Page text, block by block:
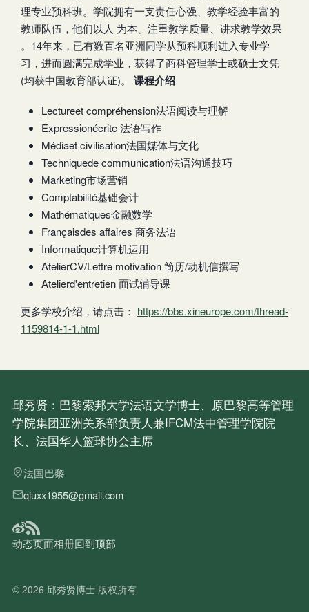
理专业预科班。学院拥有一支责任心强、教学经验丰富的
教师队伍，他们以人 为本、注重教学质量、讲求教学效果
。14年来，已有数百名亚洲同学从预科顺利进入专业学
习，进而圆满完成学业，获得了商科管理学士或硕士文凭
(均获中国教育部认证)。 课程介绍
Lectureet compréhension法语阅读与理解
Expressionécrite 法语写作
Médiaet civilisation法国媒体与文化
Techniquede communication法语沟通技巧
Marketing市场营销
Comptabilité基础会计
Mathématiques金融数学
Françaisdes affaires 商务法语
Informatique计算机运用
AtelierCV/Lettre motivation 简历/动机信撰写
Atelierd'entretien 面试辅导课
更多学校介绍，请点击： https://bbs.xineurope.com/thread-
1159814-1-1.html
邱秀贤：巴黎索邦大学法语文学博士、原巴黎高等管理
学院集团亚洲关系部负责人兼IFCM法中管理学院院
长、法国华人篮球协会主席
法国巴黎
qiuxx1955@gmail.com
动态页面相册回到顶部
© 2026 邱秀贤博士 版权所有